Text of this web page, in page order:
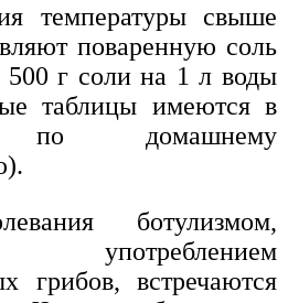
температуры свыше
поваренную соль
500 г соли на 1 л воды
таблицы имеются в
по домашнему
ботулизмом,
грибов, встречаются